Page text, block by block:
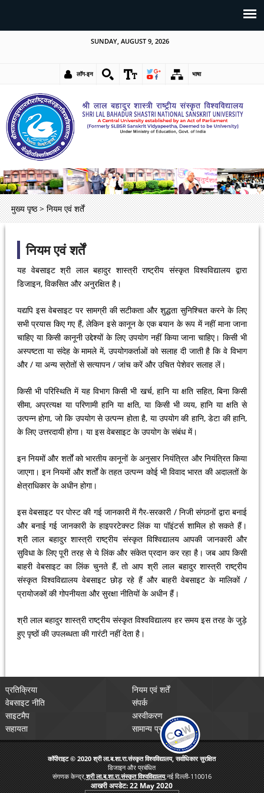
SUNDAY, AUGUST 9, 2026
लॉग-इन भाषा
मुख्य पृष्ठ > नियम एवं शर्तें
नियम एवं शर्तें
यह वेबसाइट श्री लाल बहादुर शास्त्री राष्ट्रीय संस्कृत विश्वविद्यालय द्वारा
डिजाइन, विकसित और अनुरक्षित है।
यद्यपि इस वेबसाइट पर सामग्री की सटीकता और शुद्धता सुनिश्चित करने के लिए
सभी प्रयास किए गए हैं, लेकिन इसे कानून के एक बयान के रूप में नहीं माना जाना
चाहिए या किसी कानूनी उद्देश्यों के लिए उपयोग नहीं किया जाना चाहिए। किसी भी
अस्पष्टता या संदेह के मामले में, उपयोगकर्ताओं को सलाह दी जाती है कि वे विभाग
और / या अन्य स्रोतों से सत्यापन / जांच करें और उचित पेशेवर सलाह लें।
किसी भी परिस्थिति में यह विभाग किसी भी खर्च, हानि या क्षति सहित, बिना किसी
सीमा, अप्रत्यक्ष या परिणामी हानि या क्षति, या किसी भी व्यय, हानि या क्षति से
उत्पन्न होगा, जो कि उपयोग से उत्पन्न होता है, या उपयोग की हानि, डेटा की हानि,
के लिए उत्तरदायी होगा। या इस वेबसाइट के उपयोग के संबंध में।
इन नियमों और शर्तों को भारतीय कानूनों के अनुसार नियंत्रित और नियंत्रित किया
जाएगा। इन नियमों और शर्तों के तहत उत्पन्न कोई भी विवाद भारत की अदालतों के
क्षेत्राधिकार के अधीन होगा।
इस वेबसाइट पर पोस्ट की गई जानकारी में गैर-सरकारी / निजी संगठनों द्वारा बनाई
और बनाई गई जानकारी के हाइपरटेक्स्ट लिंक या पॉइंटर्स शामिल हो सकते हैं।
श्री लाल बहादुर शास्त्री राष्ट्रीय संस्कृत विश्विद्यालय आपकी जानकारी और
सुविधा के लिए पूरी तरह से ये लिंक और संकेत प्रदान कर रहा है। जब आप किसी
बाहरी वेबसाइट का लिंक चुनते हैं, तो आप श्री लाल बहादुर शास्त्री राष्ट्रीय
संस्कृत विश्वविद्यालय वेबसाइट छोड़ रहे हैं और बाहरी वेबसाइट के मालिकों /
प्रायोजकों की गोपनीयता और सुरक्षा नीतियों के अधीन हैं।
श्री लाल बहादुर शास्त्री राष्ट्रीय संस्कृत विश्वविद्यालय हर समय इस तरह के जुड़े
हुए पृष्ठों की उपलब्धता की गारंटी नहीं देता है।
प्रतिक्रिया
नियम एवं शर्तें
वेबसाइट नीति
संपर्क
साइटमैप
अस्वीकरण
सहायता
सामान्य प्रश्न
कॉपीराइट © 2020 श्री ला.ब.शा.रा.संस्कृत विश्वविद्यालय, सर्वाधिकार सुरक्षित
डिजाइन और प्रबंधित
संगणक केन्द्र,श्री ला.ब.शा.रा.संस्कृत विश्वविद्यालय,नई दिल्ली-110016
आखरी अपडेट:22 May 2020